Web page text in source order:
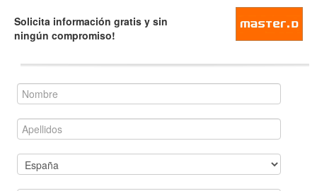
Solicita información gratis y sin
ningún compromiso!